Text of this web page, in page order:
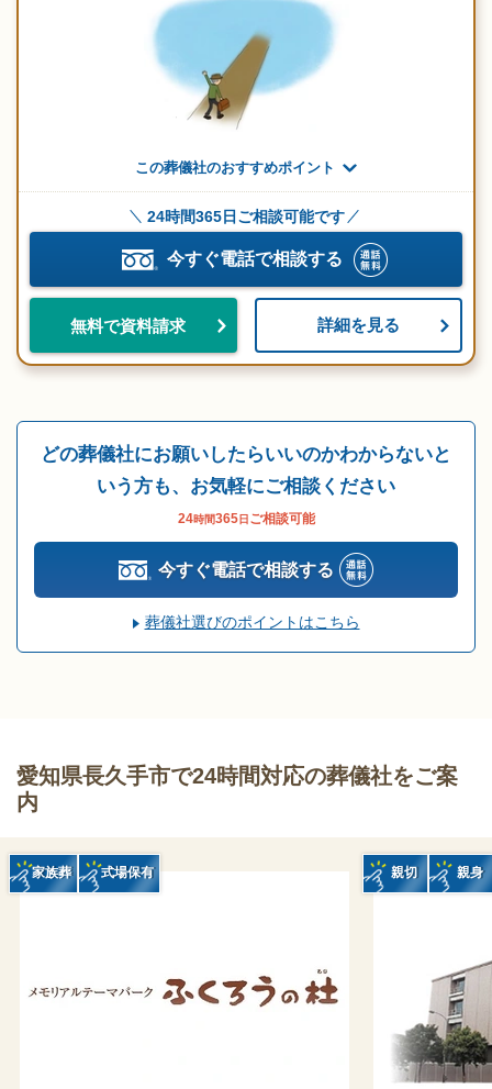
この葬儀社のおすすめポイント
24時間365日ご相談可能です
今すぐ電話で相談する
無料で資料請求 詳細を見る
どの葬儀社にお願いしたらいいのかわからないと
いう方も、お気軽にご相談ください
24時間365日 ご相談可能
今すぐ電話で相談する
葬儀社選びのポイントはこちら
愛知県長久手市で24時間対応の葬儀社をご案
内
家族葬 式場保有 親切 親身